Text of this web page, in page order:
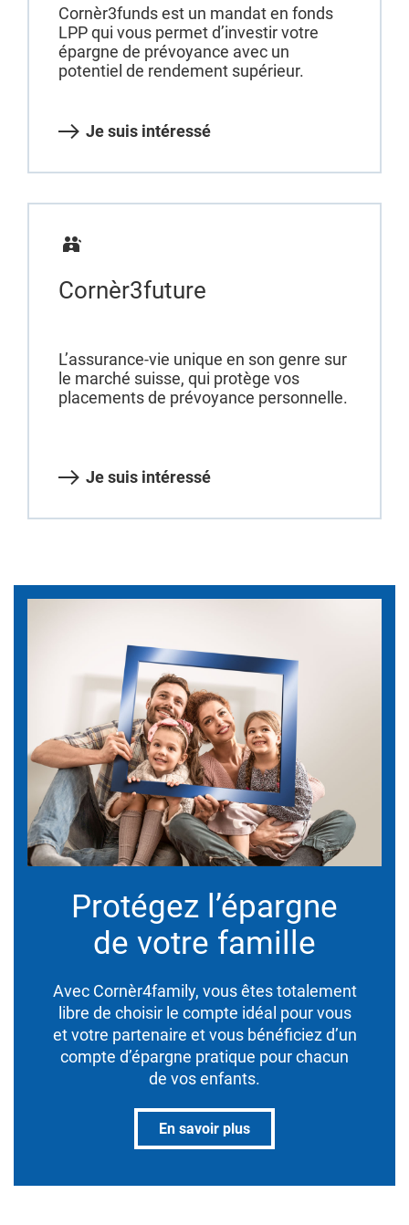
Cornèr3funds est un mandat en fonds
LPP qui vous permet d’investir votre
épargne de prévoyance avec un
potentiel de rendement supérieur.
Je suis intéressé
Cornèr3future
L’assurance-vie unique en son genre sur
le marché suisse, qui protège vos
placements de prévoyance personnelle.
Je suis intéressé
Protégez l’épargne
de votre famille
Avec Cornèr4family, vous êtes totalement
libre de choisir le compte idéal pour vous
et votre partenaire et vous bénéficiez d’un
compte d’épargne pratique pour chacun
de vos enfants.
En savoir plus